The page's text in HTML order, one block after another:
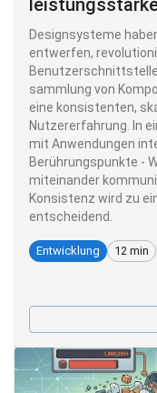
Designsysteme
entwerfen,
sammlung von
eine konsistenten,
Nutzererfahrung. In
mit Anwendungen
Berührungspunkte -
miteinander
Konsistenz wird zu
entscheidend.
Entwicklung 12 min